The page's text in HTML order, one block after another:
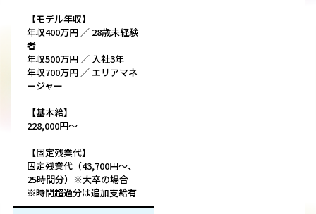
【モデル年収】
年収400万円 ／ 28歳未経験
者
年収500万円 ／ 入社3年
年収700万円 ／ エリアマネ
ージャー
【基本給】
228,000円～
【固定残業代】
固定残業代（43,700円～、
25時間分）※大卒の場合
※時間超過分は追加支給有